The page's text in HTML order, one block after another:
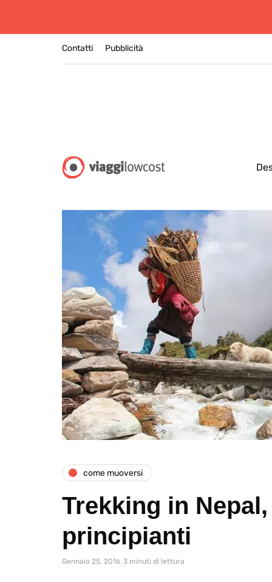
Contatti Pubblicità
come muoversi
Trekking in
principianti
Gennaio 25, 2016 3 minuti di lettura